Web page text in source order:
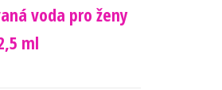
voda pro ženy
ml